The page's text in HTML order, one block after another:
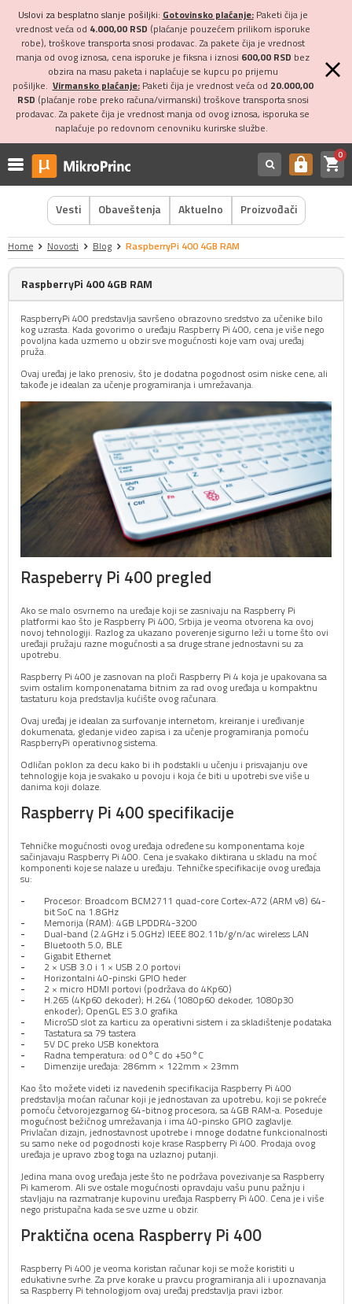
Uslovi za besplatno slanje pošiljki: Gotovinsko plaćanje:Paketi čija je
vrednost veća od 4.000,00 RSD (plaćanje pouzećem prilikom isporuke
robe), troškove transporta snosi prodavac. Za pakete čija je vrednost
manja od ovog iznosa, cena isporuke je fiksna i iznosi 600,00 RSD bez
obzira na masu paketa i naplaćuje se kupcu po prijemu
pošiljke. Virmansko plaćanje:Paketi čija je vrednost veća od 20.000,00
RSD (plaćanje robe preko računa/virmanski) troškove transporta snosi
prodavac. Za pakete čija je vrednost manja od ovog iznosa, isporuka se
naplaćuje po redovnom cenovniku kurirske službe.
https shopping_cart0
Vesti Obaveštenja Aktuelno Proizvođači
Home Novosti Blog RaspberryPi 400 4GB RAM
RaspberryPi 400 4GB RAM
RaspberryPi 400 predstavlja savršeno obrazovno sredstvo za učenike bilo
kog uzrasta. Kada govorimo o uređaju Raspberry Pi 400, cena je više nego
povoljna kada uzmemo u obzir sve mogućnosti koje vam ovaj uređaj
pruža.
Ovaj uređaj je lako prenosiv, što je dodatna pogodnost osim niske cene, ali
takođe je idealan za učenje programiranja i umrežavanja.
Raspeberry Pi 400 pregled
Ako se malo osvrnemo na uređaje koji se zasnivaju na Raspberry Pi
platformi kao što je Raspberry Pi 400, Srbija je veoma otvorena ka ovoj
novoj tehnologiji. Razlog za ukazano poverenje sigurno leži u tome što ovi
uređaji pružaju razne mogućnosti a sa druge strane jednostavni su za
upotrebu.
Raspberry Pi 400 je zasnovan na ploči Raspberry Pi 4 koja je upakovana sa
svim ostalim komponenatama bitnim za rad ovog uređaja u kompaktnu
tastaturu koja predstavlja kućište ovog računara.
Ovaj uređaj je idealan za surfovanje internetom, kreiranje i uređivanje
dokumenata, gledanje video zapisa i za učenje programiranja pomoću
RaspberryPi operativnog sistema.
Odličan poklon za decu kako bi ih podstakli u učenju i prisvajanju ove
tehnologije koja je svakako u povoju i koja će biti u upotrebi sve više u
danima koji dolaze.
Raspberry Pi 400 specifikacije
Tehničke mogućnosti ovog uređaja određene su komponentama koje
sačinjavaju Raspberry Pi 400. Cena je svakako diktirana u skladu na moć
komponenti koje se nalaze u uređaju. Tehničke specifikacije ovog uređaja
su:
Procesor: Broadcom BCM2711 quad-core Cortex-A72 (ARM v8) 64-
bit SoC na 1.8GHz
Memorija (RAM): 4GB LPDDR4-3200
Dual-band (2.4GHz i 5.0GHz) IEEE 802.11b/g/n/ac wireless LAN
Bluetooth 5.0, BLE
Gigabit Ethernet
2 × USB 3.0 i 1 × USB 2.0 portovi
Horizontalni 40-pinski GPIO heder
2 × micro HDMI portovi (podržava do 4Kp60)
H.265 (4Kp60 dekoder); H.264 (1080p60 dekoder, 1080p30
enkoder); OpenGL ES 3.0 grafika
MicroSD slot za karticu za operativni sistem i za skladištenje podataka
Tastatura sa 79 tastera
5V DC preko USB konektora
Radna temperatura: od 0°C do +50°C
Dimenzije uređaja: 286mm × 122mm × 23mm
Kao što možete videti iz navedenih specifikacija Raspberry Pi 400
predstavlja moćan računar koji je jednostavan za upotrebu, koji se pokreće
pomoću četvorojezgarnog 64-bitnog procesora, sa 4GB RAM-a. Poseduje
mogućnost bežičnog umrežavanja i ima 40-pinsko GPIO zaglavlje.
Privlačan dizajn, jednostavnost upotrebe i mnoge dodatne funkcionalnosti
su samo neke od pogodnosti koje krase Raspberry Pi 400. Prodaja ovog
uređaja je upravo zbog toga na uzlaznoj putanji.
Jedina mana ovog uređaja jeste što ne podržava povezivanje sa Raspberry
Pi kamerom. Ali sve ostale mogućnosti opravdaju vašu punu pažnju i
stavljaju na razmatranje kupovinu uređaja Raspberry Pi 400. Cena je i više
nego pristupačna kada se sve uzme u obzir.
Praktična ocena Raspberry Pi 400
Raspberry Pi 400 je veoma koristan računar koji se može koristiti u
edukativne svrhe. Za prve korake u pravcu programiranja ali i upoznavanja
sa Raspberry Pi tehnologijom ovaj uređaj predstavlja pravi izbor.